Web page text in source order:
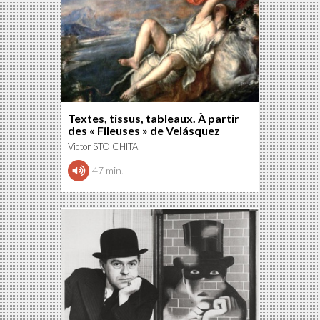
Textes, tissus, tableaux. À partir
des « Fileuses » de Velásquez
Victor STOICHITA
47 min.